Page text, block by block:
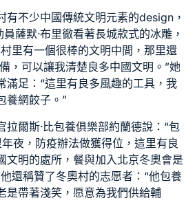
有不少中國傳統文明元素的design，
員薩默·布里徹看著長城款式的冰雕，
里有一個很棒的文明中間，那里還
，可以讓我清楚良多中國文明。”她
滿足：“這里有良多風趣的工具，我
養網餃子。”
拉爾斯·比包養俱樂部約蘭德說：“包
夜，防疫辦法做獲得位，這里有良
文明的處所，餐與加入北京冬奧會是
還稱贊了冬奧村的志愿者：“他包養
是帶著淺笑，愿意為我們供給輔